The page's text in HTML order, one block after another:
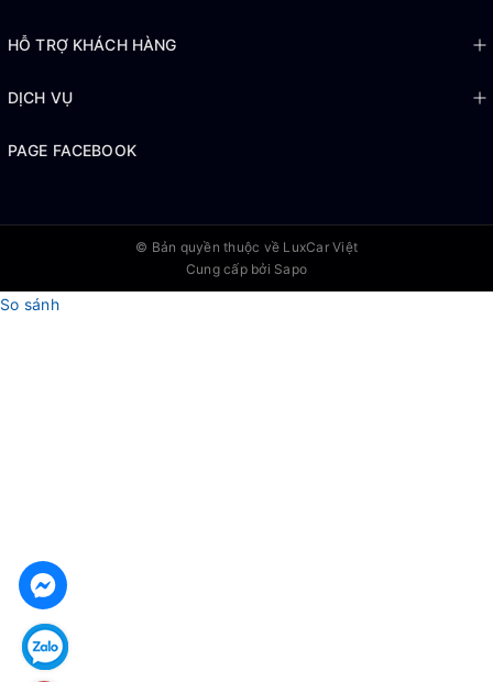
HỖ TRỢ KHÁCH HÀNG
DỊCH VỤ
PAGE FACEBOOK
© Bản quyền thuộc về LuxCar Việt
Cung cấp bởi Sapo
So sánh